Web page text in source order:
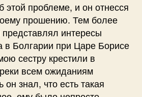
этой проблеме, и он отнесся
прошению. Тем более
интересы
в Болгарии при Царе Борисе
сестру крестили в
всем ожиданиям
он знал, что есть такая